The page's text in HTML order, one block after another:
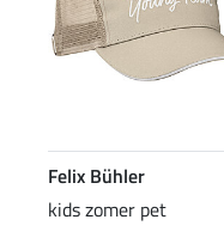
Felix Bühler
kids zomer pet